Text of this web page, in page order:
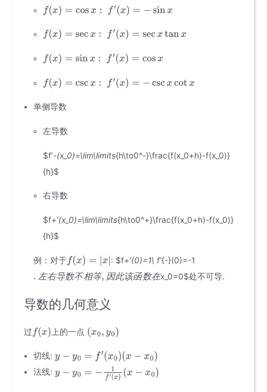
单侧导数
左导数
$f’-(x_0)=\lim\limits{h\to0^-}\frac{f(x_0+h)-f(x_0)}
{h}$
右导数
$f+’(x_0)=\lim\limits{h\to0^+}\frac{f(x_0+h)-f(x_0)}
{h}$
例：对于 : $f+’(0)=1\ f’{-}(0)=-1
左右导数不相等 因此该函数在x_0=0$处不可导.
导数的几何意义
过 上的一点
切线:
法线: